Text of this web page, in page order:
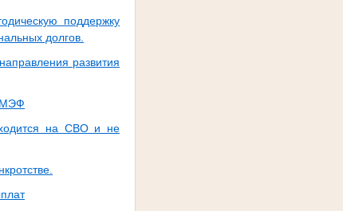
поддержку
долгов.
развития
на СВО и не